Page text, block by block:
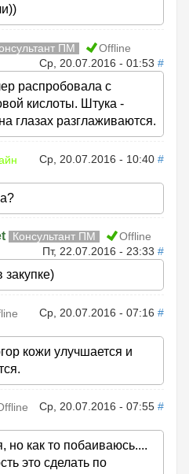
ПМ
Offline
Ср, 20.07.2016 - 01:53 #
распробовала с
кислоты. Штука -
глазах разглаживаются.
Ср, 20.07.2016 - 10:40 #
Консультант ПМ
Offline
Пт, 22.07.2016 - 23:33 #
Ср, 20.07.2016 - 07:16 #
кожи улучшается и
Ср, 20.07.2016 - 07:55 #
но как то побаиваюсь....
это сделать по